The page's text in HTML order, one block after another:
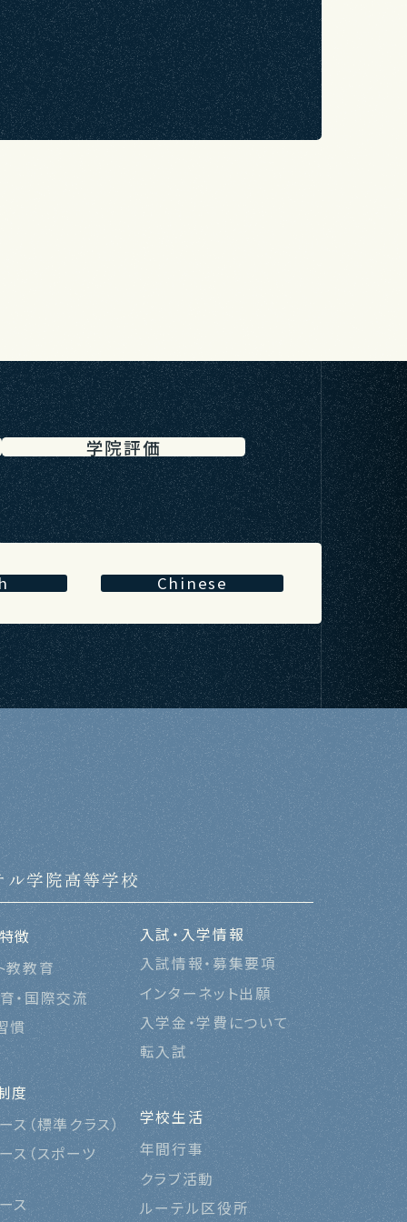
学院評価
Chinese
ル学院高等学校
徴
教教育
・国際交流
慣
度
ス（標準クラス）
ス（スポーツ
ス
入試・入学情報
入試情報・募集要項
インターネット出願
入学金・学費について
転入試
学校生活
年間行事
クラブ活動
ルーテル区役所